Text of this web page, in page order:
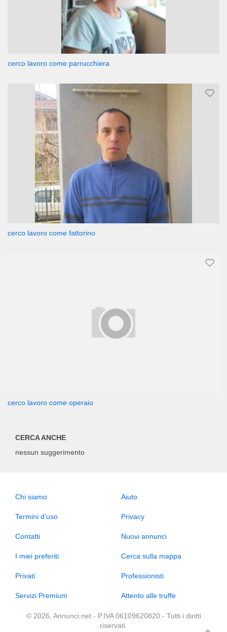
cerco lavoro come parrucchiera
cerco lavoro come fattorino
cerco lavoro come operaio
CERCA ANCHE
nessun suggerimento
Chi siamo Aiuto
Termini d’uso Privacy
Contatti Nuovi annunci
I miei preferiti Cerca sulla mappa
Privati Professionisti
Servizi Premium Attento alle truffe
© 2026, Annunci.net - P.IVA 06109620820 - Tutti i diritti
riservati.